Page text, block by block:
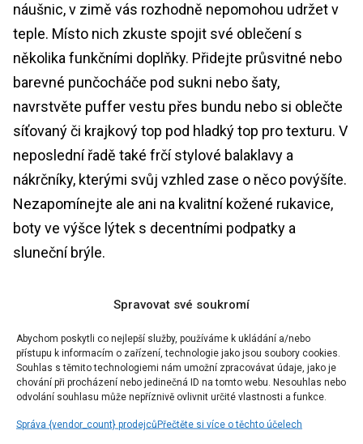
Spravovat své soukromí
Abychom poskytli co nejlepší služby, používáme k ukládání a/nebo
přístupu k informacím o zařízení, technologie jako jsou soubory cookies.
Souhlas s těmito technologiemi nám umožní zpracovávat údaje, jako je
chování při procházení nebo jedinečná ID na tomto webu. Nesouhlas nebo
odvolání souhlasu může nepříznivě ovlivnit určité vlastnosti a funkce.
Správa {vendor_count} prodejcůPřečtěte si více o těchto účelech
náušnic, v zimě vás rozhodně nepomohou udržet v
teple. Místo nich zkuste spojit své oblečení s
několika funkčními doplňky. Přidejte průsvitné nebo
barevné punčocháče pod sukni nebo šaty,
navrstvěte puffer vestu přes bundu nebo si oblečte
síťovaný či krajkový top pod hladký top pro texturu. V
neposlední řadě také frčí stylové balaklavy a
nákrčníky, kterými svůj vzhled zase o něco povýšíte.
Nezapomínejte ale ani na kvalitní kožené rukavice,
boty ve výšce lýtek s decentními podpatky a
sluneční brýle.
Spoléhejte se na základy
Základní kousky jsou v zimě nezbytností, protože
jsou zkrátka nadčasové. A pokud je doma nemáte,
investujte do univerzálních základů jako přiléhavé
bez námahy vrstvit. Tyto kousky mohou sloužit jako